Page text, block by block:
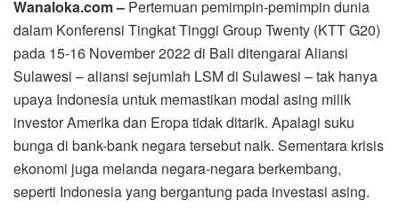
Wanaloka.com – Pertemuan pemimpin-pemimpin dunia
dalam Konferensi Tingkat Tinggi Group Twenty (KTT G20)
pada 15-16 November 2022 di Bali ditengarai Aliansi
Sulawesi – aliansi sejumlah LSM di Sulawesi – tak hanya
upaya Indonesia untuk memastikan modal asing milik
investor Amerika dan Eropa tidak ditarik. Apalagi suku
bunga di bank-bank negara tersebut naik. Sementara krisis
ekonomi juga melanda negara-negara berkembang,
seperti Indonesia yang bergantung pada investasi asing.